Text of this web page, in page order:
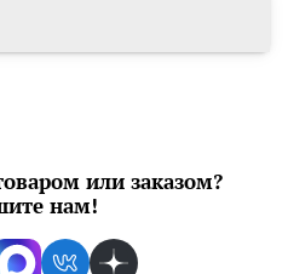
или заказом?
нам!